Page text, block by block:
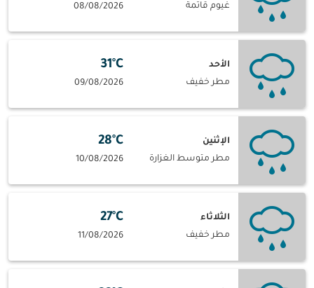
غيوم قاتمة
08/08/2026
الأحد
مطر خفيف
31°C
09/08/2026
الإثنين
مطر متوسط الغزارة
28°C
10/08/2026
الثلاثاء
مطر خفيف
27°C
11/08/2026